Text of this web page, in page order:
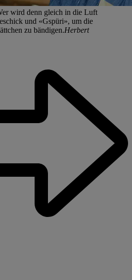
wird denn gleich in die Luft
und «Gspüri», um die
zu bändigen.Herbert